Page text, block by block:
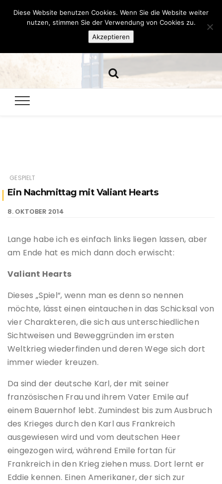
Hazamelistan
GESPIELT
Ein Nachmittag mit Valiant Hearts
8. OKTOBER 2014
Lange habe ich es einfach links liegen lassen, aber
am Ende hat es mich dann doch erwischt:
Valiant Hearts
Dieses „Spiel“, wenn man es denn so nennen
möchte, lässt einen eintauchen in das Schicksal von
vier Charakteren, die sich aus unterschiedlichen
Sichtweisen und Beweggründen im ersten
Weltkrieg wiederfinden und deren Wege sich dort
immer wieder kreuzen.
Da sind der deutsche Karl, der mit seiner
französischen Frau und ihrem Vater Emile auf
einem Bauernhof lebt. Zumindest bis zum Ausbruch
des Krieges durch den Karl aus Frankreich
ausgewiesen wird und vom deutschen Heer
eingezogen wird, während Emile fortan für
Frankreich in den Krieg ziehen muss. Dort lernt er
Eddie kennen. Einen Amerikaner, der sich zur
Diese Website benutzen Cookies. Wenn Sie die Website weiter
nutzen, stimmen Sie der Verwendung von Cookies zu.
Akzeptieren